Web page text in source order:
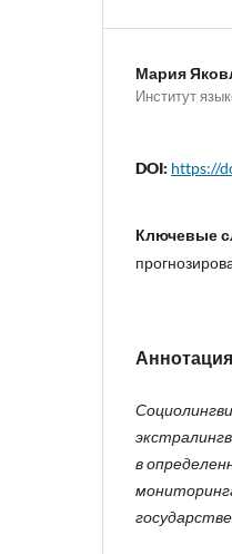
Мария
Институт
DOI: https://
Ключевые
Аннотация
в